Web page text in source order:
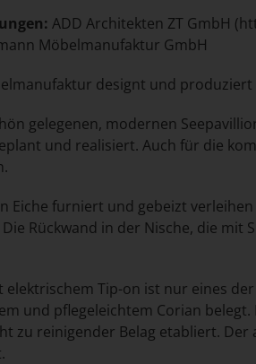
ADD Architekten ZT GmbH (
Möbelmanufaktur GmbH
designt und
gelegenen, modernen
und realisiert. Auch für die
Eiche furniert und gebeizt
Rückwand in der Nische, die
elektrischem Tip-on ist nur eines
und pflegeleichtem Corian
zu reinigender Belag etabliert. Der